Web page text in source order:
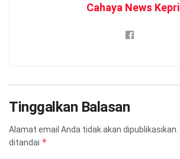
Cahaya News Kepri
Tinggalkan Balasan
Alamat email Anda tidak akan dipublikasikan.
ditandai *